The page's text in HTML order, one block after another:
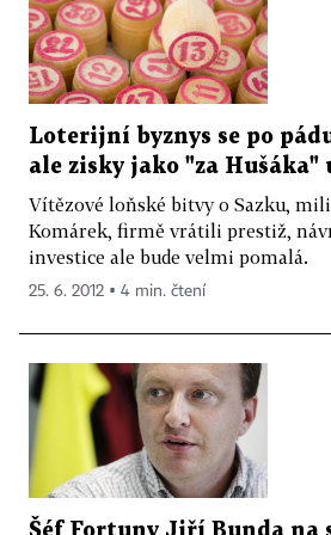
Loterijní byznys se po
ale zisky jako "za Hušáka"
Vítězové loňské bitvy o Sazku,
Komárek, firmě vrátili prestiž,
investice ale bude velmi pomalá.
25. 6. 2012 ▪ 4 min. čtení
Šéf Fortuny Jiří Bunda na